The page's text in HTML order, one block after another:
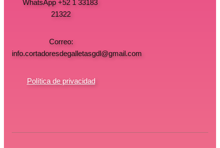
WhatsApp +52 1 33183
21322
Correo:
info.cortadoresdegalletasgdl@gmail.com
Política de privacidad